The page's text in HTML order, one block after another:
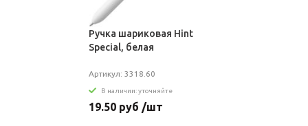
Ручка шариковая Hint
Special, белая
Артикул: 3318.60
В наличии: уточняйте
19.50 руб /шт